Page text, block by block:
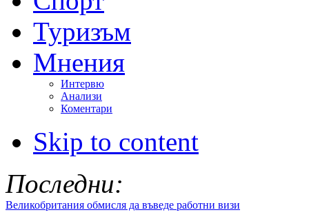
Туризъм
Мнения
Интервю
Анализи
Коментари
Skip to content
Последни:
Великобритания обмисля да въведе работни визи